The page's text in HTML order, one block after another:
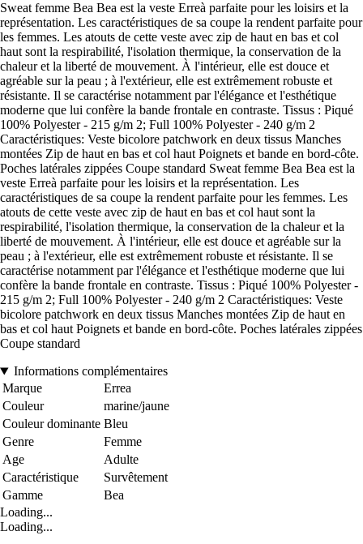
Sweat femme Bea Bea est la veste Erreà parfaite pour les loisirs et la
représentation. Les caractéristiques de sa coupe la rendent parfaite pour
les femmes. Les atouts de cette veste avec zip de haut en bas et col
haut sont la respirabilité, l'isolation thermique, la conservation de la
chaleur et la liberté de mouvement. À l'intérieur, elle est douce et
agréable sur la peau ; à l'extérieur, elle est extrêmement robuste et
résistante. Il se caractérise notamment par l'élégance et l'esthétique
moderne que lui confère la bande frontale en contraste. Tissus : Piqué
100% Polyester - 215 g/m 2; Full 100% Polyester - 240 g/m 2
Caractéristiques: Veste bicolore patchwork en deux tissus Manches
montées Zip de haut en bas et col haut Poignets et bande en bord-côte.
Poches latérales zippées Coupe standard Sweat femme Bea Bea est la
veste Erreà parfaite pour les loisirs et la représentation. Les
caractéristiques de sa coupe la rendent parfaite pour les femmes. Les
atouts de cette veste avec zip de haut en bas et col haut sont la
respirabilité, l'isolation thermique, la conservation de la chaleur et la
liberté de mouvement. À l'intérieur, elle est douce et agréable sur la
peau ; à l'extérieur, elle est extrêmement robuste et résistante. Il se
caractérise notamment par l'élégance et l'esthétique moderne que lui
confère la bande frontale en contraste. Tissus : Piqué 100% Polyester -
215 g/m 2; Full 100% Polyester - 240 g/m 2 Caractéristiques: Veste
bicolore patchwork en deux tissus Manches montées Zip de haut en
bas et col haut Poignets et bande en bord-côte. Poches latérales zippées
Coupe standard
Informations complémentaires
Marque
Errea
Couleur
marine/jaune
Couleur dominante Bleu
Genre
Femme
Age
Adulte
Caractéristique
Survêtement
Gamme
Bea
Loading...
Loading...